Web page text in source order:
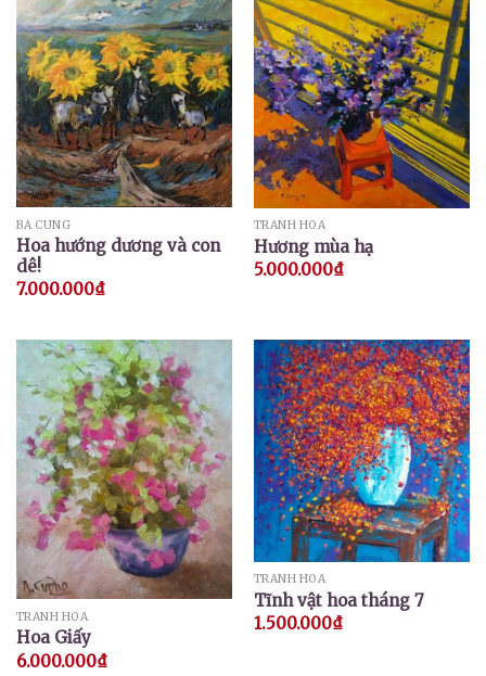
BÁ CUNG
Hoa hướng dương và con
dê!
7.000.000₫
TRANH HOA
Hương mùa hạ
5.000.000₫
TRANH HOA
Hoa Giấy
6.000.000₫
TRANH HOA
Tĩnh vật hoa tháng 7
1.500.000₫